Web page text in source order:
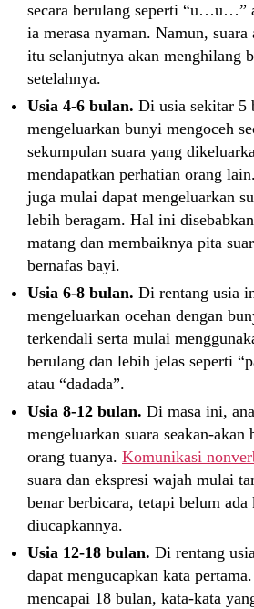
secara berulang seperti
ia merasa nyaman. Namun,
itu selanjutnya akan menghilang
setelahnya.
Usia 4-6 bulan. Di usia sekitar 5
mengeluarkan bunyi mengoceh
sekumpulan suara yang
mendapatkan perhatian orang
juga mulai dapat mengeluarkan
lebih beragam. Hal ini
matang dan membaiknya pita
bernafas bayi.
Usia 6-8 bulan. Di rentang usia
mengeluarkan ocehan dengan
terkendali serta mulai
berulang dan lebih jelas seperti
atau “dadada”.
Usia 8-12 bulan. Di masa ini,
mengeluarkan suara seakan-akan
orang tuanya. Komunikasi
suara dan ekspresi wajah mulai
benar berbicara, tetapi belum ada
diucapkannya.
Usia 12-18 bulan. Di rentang
dapat mengucapkan kata
mencapai 18 bulan, kata-kata